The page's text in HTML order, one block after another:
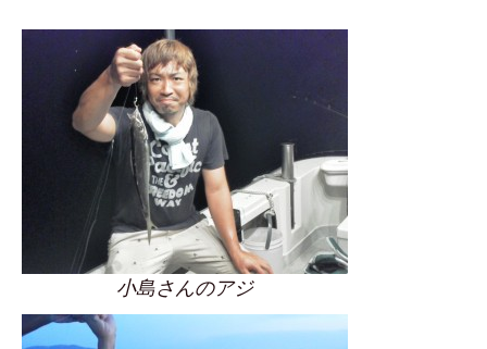
小島さんのアジ